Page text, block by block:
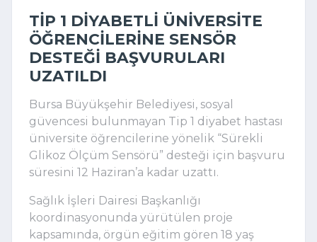
TIP 1 DIYABETLI ÜNIVERSITE
ÖĞRENCILERINE SENSÖR
DESTEĞI BAŞVURULARI
UZATILDI
Bursa Büyükşehir Belediyesi, sosyal
güvencesi bulunmayan Tip 1 diyabet hastası
üniversite öğrencilerine yönelik “Sürekli
Glikoz Ölçüm Sensörü” desteği için başvuru
süresini 12 Haziran’a kadar uzattı.
Sağlık İşleri Dairesi Başkanlığı
koordinasyonunda yürütülen proje
kapsamında, örgün eğitim gören 18 yaş